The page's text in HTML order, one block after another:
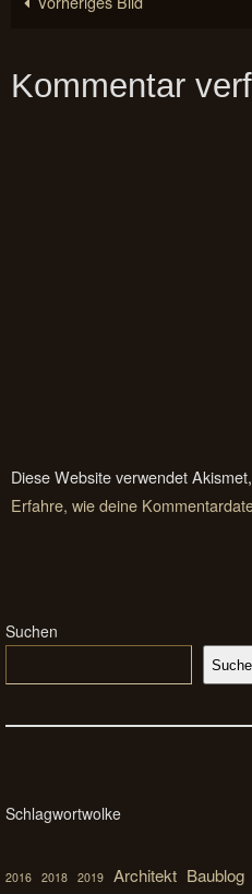
Kommentar
Diese Website verwendet
Erfahre, wie deine
Suchen
Schlagwortwolke
2016 2018 2019 Architekt Baublog